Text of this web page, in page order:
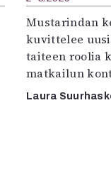
Mustarindan
kuvittelee
taiteen roolia
matkailun
Laura